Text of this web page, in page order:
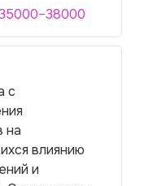
с
на
влиянию
и